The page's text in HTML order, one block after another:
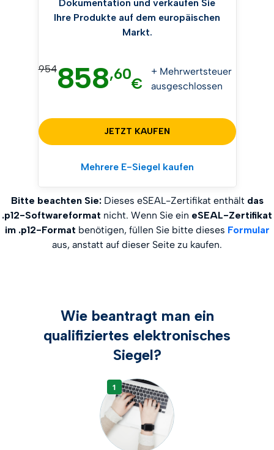
Dokumentation und verkaufen Sie
Ihre Produkte auf dem europäischen
Markt.
954858,60
€
+ Mehrwertsteuer
ausgeschlossen
JETZT KAUFEN
Mehrere E-Siegel kaufen
Bitte beachten Sie:Dieses eSEAL-Zertifikat enthält das
.p12-Softwareformat nicht. Wenn Sie ein eSEAL-Zertifikat
im .p12-Format benötigen, füllen Sie bitte dieses Formular
aus, anstatt auf dieser Seite zu kaufen.
Wie beantragt man ein
qualifiziertes elektronisches
Siegel?